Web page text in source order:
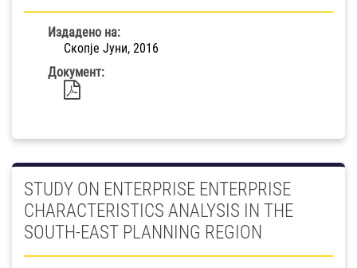
Издадено на:
Скопје Јуни, 2016
Документ:
STUDY ON ENTERPRISE ENTERPRISE
CHARACTERISTICS ANALYSIS IN THE
SOUTH-EAST PLANNING REGION